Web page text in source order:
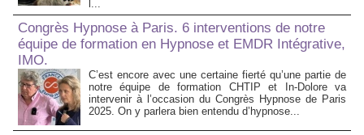
l...
Congrès Hypnose à Paris. 6 interventions de notre
équipe de formation en Hypnose et EMDR Intégrative,
IMO.
C’est encore avec une certaine fierté qu’une partie de
notre équipe de formation CHTIP et In-Dolore va
intervenir à l’occasion du Congrès Hypnose de Paris
2025. On y parlera bien entendu d’hypnose...